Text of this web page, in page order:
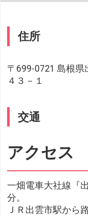
住所
〒699-0721 島根県
４３－１
交通
アクセス
一畑電車大社線『
分。
ＪＲ出雲市駅から